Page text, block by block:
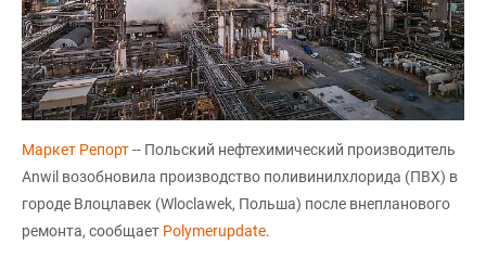
Маркет Репорт-- Польский нефтехимический производитель
Anwil возобновила производство поливинилхлорида (ПВХ) в
городе Влоцлавек (Wloclawek, Польша) после внепланового
ремонта, сообщает Polymerupdate.